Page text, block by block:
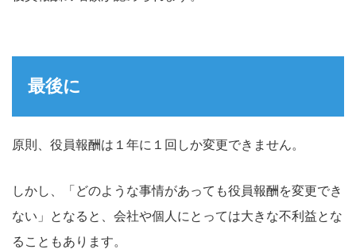
最後に
原則、役員報酬は１年に１回しか変更できません。
しかし、「どのような事情があっても役員報酬を変更でき
ない」となると、会社や個人にとっては大きな不利益とな
ることもあります。